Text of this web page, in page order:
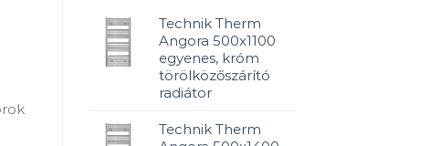
Technik Therm
Angora 500x1100
egyenes, króm
törölközőszárító
radiátor
Technik Therm